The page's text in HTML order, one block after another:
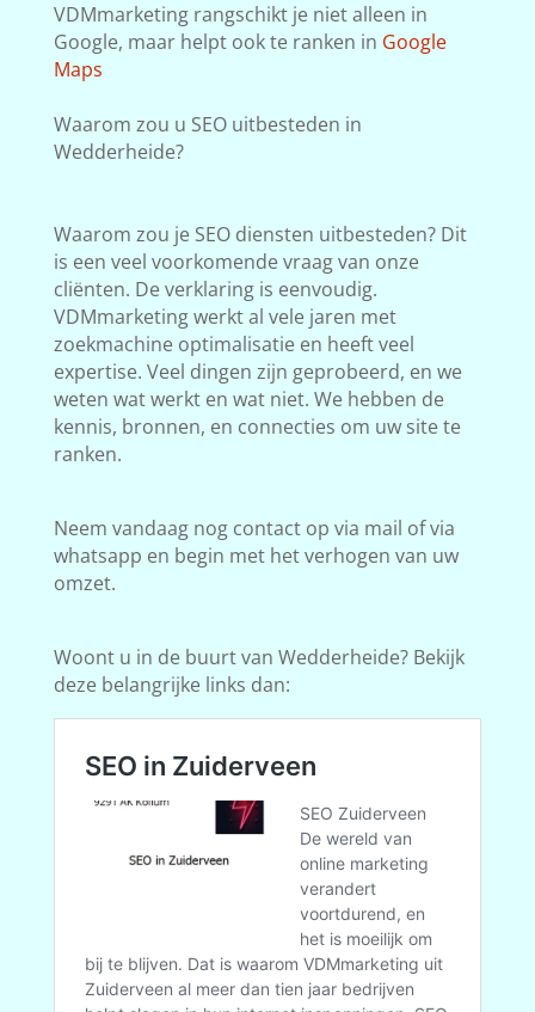
VDMmarketing rangschikt je niet alleen in
Google, maar helpt ook te ranken in Google
Maps
Waarom zou u SEO uitbesteden in
Wedderheide?
Waarom zou je SEO diensten uitbesteden? Dit
is een veel voorkomende vraag van onze
cliënten. De verklaring is eenvoudig.
VDMmarketing werkt al vele jaren met
zoekmachine optimalisatie en heeft veel
expertise. Veel dingen zijn geprobeerd, en we
weten wat werkt en wat niet. We hebben de
kennis, bronnen, en connecties om uw site te
ranken.
Neem vandaag nog contact op via mail of via
whatsapp en begin met het verhogen van uw
omzet.
Woont u in de buurt van Wedderheide? Bekijk
deze belangrijke links dan: